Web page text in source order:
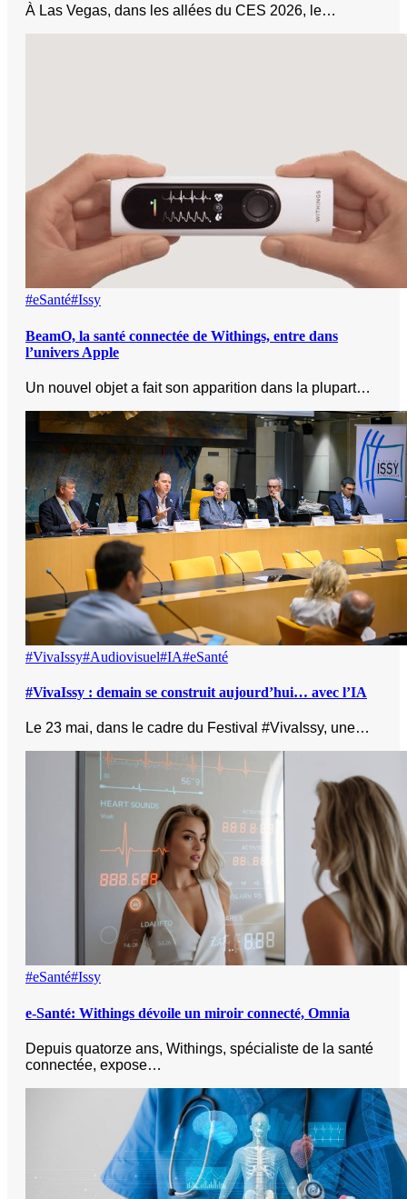
À Las Vegas, dans les allées du CES 2026, le…
#eSanté#Issy
BeamO, la santé connectée de Withings, entre dans
l’univers Apple
Un nouvel objet a fait son apparition dans la plupart…
#VivaIssy#Audiovisuel#IA#eSanté
#VivaIssy : demain se construit aujourd’hui… avec l’IA
Le 23 mai, dans le cadre du Festival #VivaIssy, une…
#eSanté#Issy
e-Santé: Withings dévoile un miroir connecté, Omnia
Depuis quatorze ans, Withings, spécialiste de la santé
connectée, expose…